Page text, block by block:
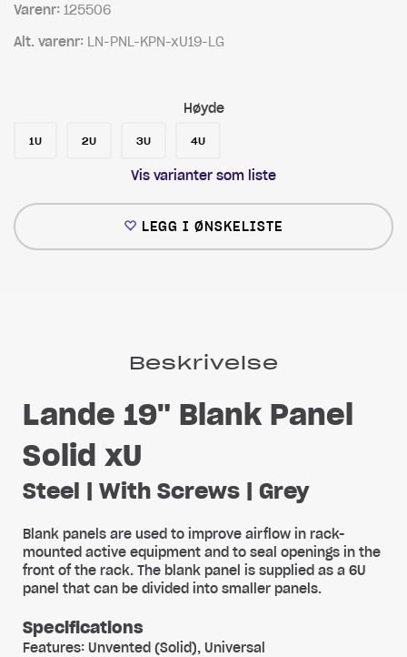
Varenr: 125506
Alt. varenr: LN-PNL-KPN-xU19-LG
Høyde
1U 2U 3U 4U
Vis varianter som liste
LEGG I ØNSKELISTE
Beskrivelse
Lande 19" Blank Panel
Solid xU
Steel | With Screws | Grey
Blank panels are used to improve airflow in rack-
mounted active equipment and to seal openings in the
front of the rack. The blank panel is supplied as a 6U
panel that can be divided into smaller panels.
Specifications
Features: Unvented (Solid), Universal